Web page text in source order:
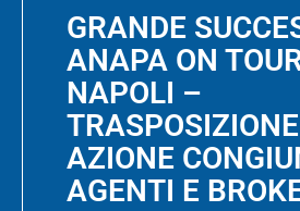
GRANDE
ANAPA ON
NAPOLI –
AZIONE
AGENTI E